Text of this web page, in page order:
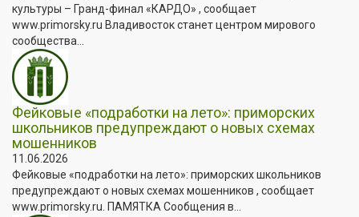
культуры – Гранд-финал «КАРДО» , сообщает
www.primorsky.ru Владивосток станет центром мирового
сообщества...
Фейковые «подработки на лето»: приморских
школьников предупреждают о новых схемах
мошенников
11.06.2026
Фейковые «подработки на лето»: приморских школьников
предупреждают о новых схемах мошенников , сообщает
www.primorsky.ru. ПАМЯТКА Сообщения в...